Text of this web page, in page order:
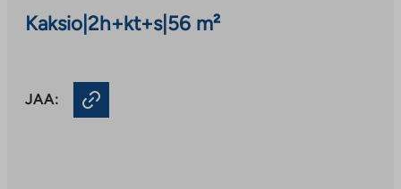
Kaksio 2h+kt+s| 56 m²
JAA: